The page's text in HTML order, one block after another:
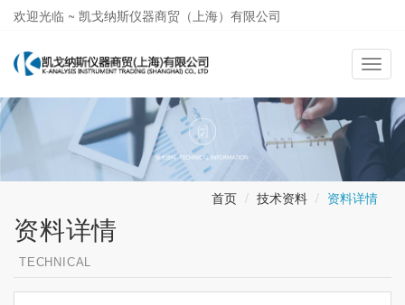
欢迎光临 ~ 凯戈纳斯仪器商贸（上海）有限公司
导
航
切
换
首页 技术资料 资料详情
资料详情
TECHNICAL